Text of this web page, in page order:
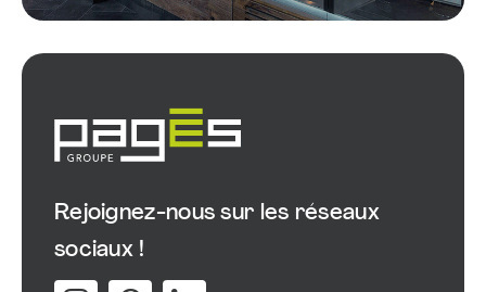
Rejoignez-nous sur les réseaux
sociaux !